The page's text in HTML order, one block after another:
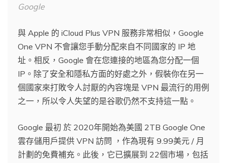
Google
與 Apple 的 iCloud Plus VPN 服務非常相似，Google
One VPN 不會讓您手動分配來自不同國家的 IP 地
址。相反，Google 會在您連接的地區為您分配一個
IP。除了安全和隱私方面的好處之外，假裝你在另一
個國家來打敗令人討厭的內容塊是 VPN 最流行的用例
之一，所以令人失望的是谷歌仍然不支持這一點。
Google 最初 於 2020年開始為美國 2TB Google One
雲存儲用戶提供 VPN 訪問 ，作為現有 9.99美元 / 月
計劃的免費補充。此後，它已擴展到 22個市場，包括